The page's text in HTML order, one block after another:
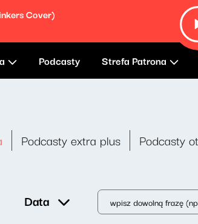
Cover)
Podcasty Strefa Patrona
Podcasty extra plus Podcasty
Data